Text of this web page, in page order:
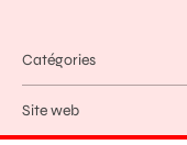
Catégories
Site web